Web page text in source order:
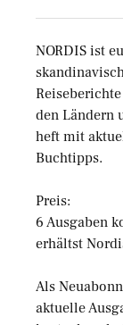
NORDIS ist
den Ländern
heft mit
Buchtipps.
Preis:
6 Ausgaben
erhältst
Als
aktuelle